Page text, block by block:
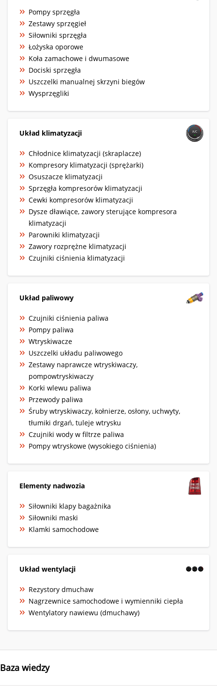
Pompy sprzęgła
Zestawy sprzęgieł
Siłowniki sprzęgła
Łożyska oporowe
Koła zamachowe i dwumasowe
Dociski sprzęgła
Uszczelki manualnej skrzyni biegów
Wysprzęgliki
Układ klimatyzacji
Chłodnice klimatyzacji (skraplacze)
Kompresory klimatyzacji (sprężarki)
Osuszacze klimatyzacji
Sprzęgła kompresorów klimatyzacji
Cewki kompresorów klimatyzacji
Dysze dławiące, zawory sterujące kompresora
klimatyzacji
Parowniki klimatyzacji
Zawory rozprężne klimatyzacji
Czujniki ciśnienia klimatyzacji
Układ paliwowy
Czujniki ciśnienia paliwa
Pompy paliwa
Wtryskiwacze
Uszczelki układu paliwowego
Zestawy naprawcze wtryskiwaczy,
pompowtryskiwaczy
Korki wlewu paliwa
Przewody paliwa
Śruby wtryskiwaczy, kołnierze, osłony, uchwyty,
tłumiki drgań, tuleje wtrysku
Czujniki wody w filtrze paliwa
Pompy wtryskowe (wysokiego ciśnienia)
Elementy nadwozia
Siłowniki klapy bagażnika
Siłowniki maski
Klamki samochodowe
Układ wentylacji
Rezystory dmuchaw
Nagrzewnice samochodowe i wymienniki ciepła
Wentylatory nawiewu (dmuchawy)
Baza wiedzy